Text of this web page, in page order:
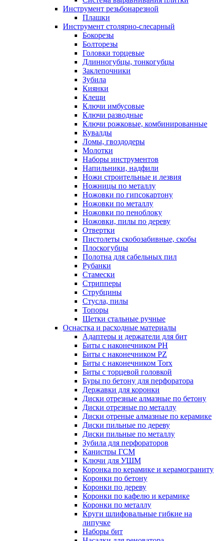
Инструмент резьбонарезной
Плашки
Инструмент столярно-слесарный
Бокорезы
Болторезы
Головки торцевые
Длинногубцы, тонкогубцы
Заклепочники
Зубила
Киянки
Клещи
Ключи имбусовые
Ключи разводные
Ключи рожковые, комбинированные
Кувалды
Ломы, гвоздодеры
Молотки
Наборы инструментов
Напильники, надфили
Ножи строительные и лезвия
Ножницы по металлу
Ножовки по гипсокартону
Ножовки по металлу
Ножовки по пеноблоку
Ножовки, пилы по дереву
Отвертки
Пистолеты скобозабивные, скобы
Плоскогубцы
Полотна для сабельных пил
Рубанки
Стамески
Стрипперы
Струбцины
Стусла, пилы
Топоры
Щетки стальные ручные
Оснастка и расходные материалы
Адаптеры и держатели для бит
Биты с наконечником PH
Биты с наконечником PZ
Биты с наконечником Torx
Биты с торцевой головкой
Буры по бетону для перфоратора
Державки для коронки
Диски отрезные алмазные по бетону
Диски отрезные по металлу
Диски отреные алмазные по керамике
Диски пильные по дереву
Диски пильные по металлу
Зубила для перфораторов
Канистры ГСМ
Ключи для УШМ
Коронка по керамике и керамограниту
Коронки по бетону
Коронки по дереву
Коронки по кафелю и керамике
Коронки по металлу
Круги шлифовальные гибкие на
липучке
Наборы бит